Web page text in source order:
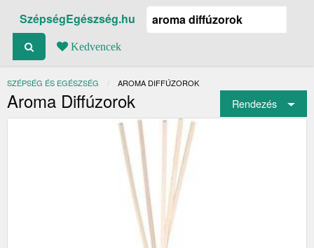
SzépségEgészség.hu
Kedvencek
SZÉPSÉG ÉS EGÉSZSÉG JELENLEGI:
AROMA DIFFÚZOROK
Aroma Diffúzorok Rendezés